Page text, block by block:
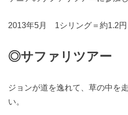
2013年5月 1シリング＝約1.2円
◎サファリツアー
ジョンが道を逸れて、草の中を
い。